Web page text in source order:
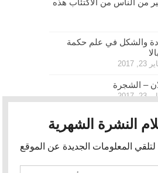
والشكل في علم حكمة
2017
– الشجرة
23, 2017